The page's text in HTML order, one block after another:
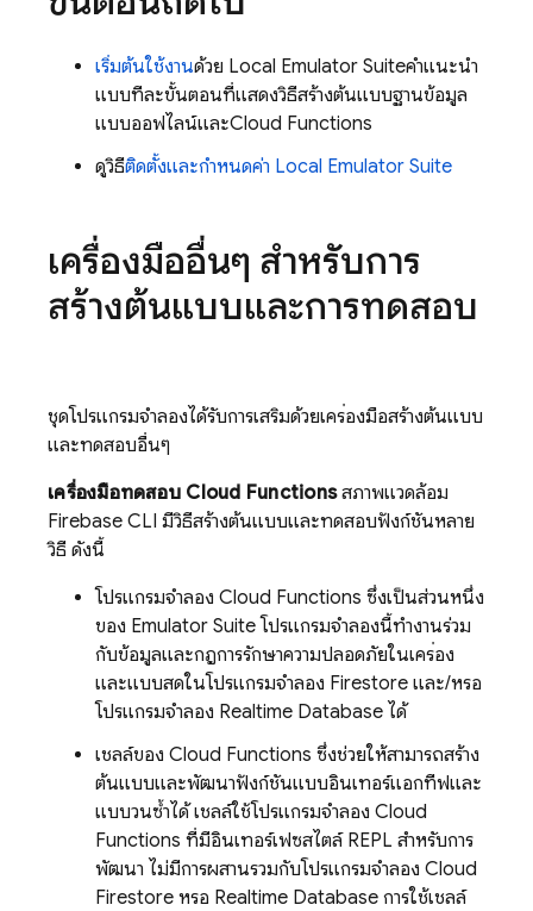
เริ่มต้นใช้งานด้วย Local Emulator Suiteคำแนะนำ
แบบทีละขั้นตอนที่แสดงวิธีสร้างต้นแบบฐานข้อมูล
แบบออฟไลน์และCloud Functions
ดูวิธีติดตั้งและกำหนดค่า Local Emulator Suite
เครื่องมืออื่นๆ สำหรับการ
สร้างต้นแบบและการทดสอบ
ชุดโปรแกรมจำลองได้รับการเสริมด้วยเครื่องมือสร้างต้นแบบ
และทดสอบอื่นๆ
เครื่องมือทดสอบ Cloud Functionsสภาพแวดล้อม
Firebase CLI มีวิธีสร้างต้นแบบและทดสอบฟังก์ชันหลาย
วิธี ดังนี้
โปรแกรมจำลอง Cloud Functions ซึ่งเป็นส่วนหนึ่ง
ของ Emulator Suite โปรแกรมจำลองนี้ทำงานร่วม
กับข้อมูลและกฎการรักษาความปลอดภัยในเครื่อง
และแบบสดในโปรแกรมจำลอง Firestore และ/หรือ
โปรแกรมจำลอง Realtime Database ได้
เชลล์ของ Cloud Functions ซึ่งช่วยให้สามารถสร้าง
ต้นแบบและพัฒนาฟังก์ชันแบบอินเทอร์แอกทีฟและ
แบบวนซ้ำได้ เชลล์ใช้โปรแกรมจำลอง Cloud
Functions ที่มีอินเทอร์เฟซสไตล์ REPL สำหรับการ
พัฒนา ไม่มีการผสานรวมกับโปรแกรมจำลอง Cloud
Firestore หรือ Realtime Database การใช้เชลล์